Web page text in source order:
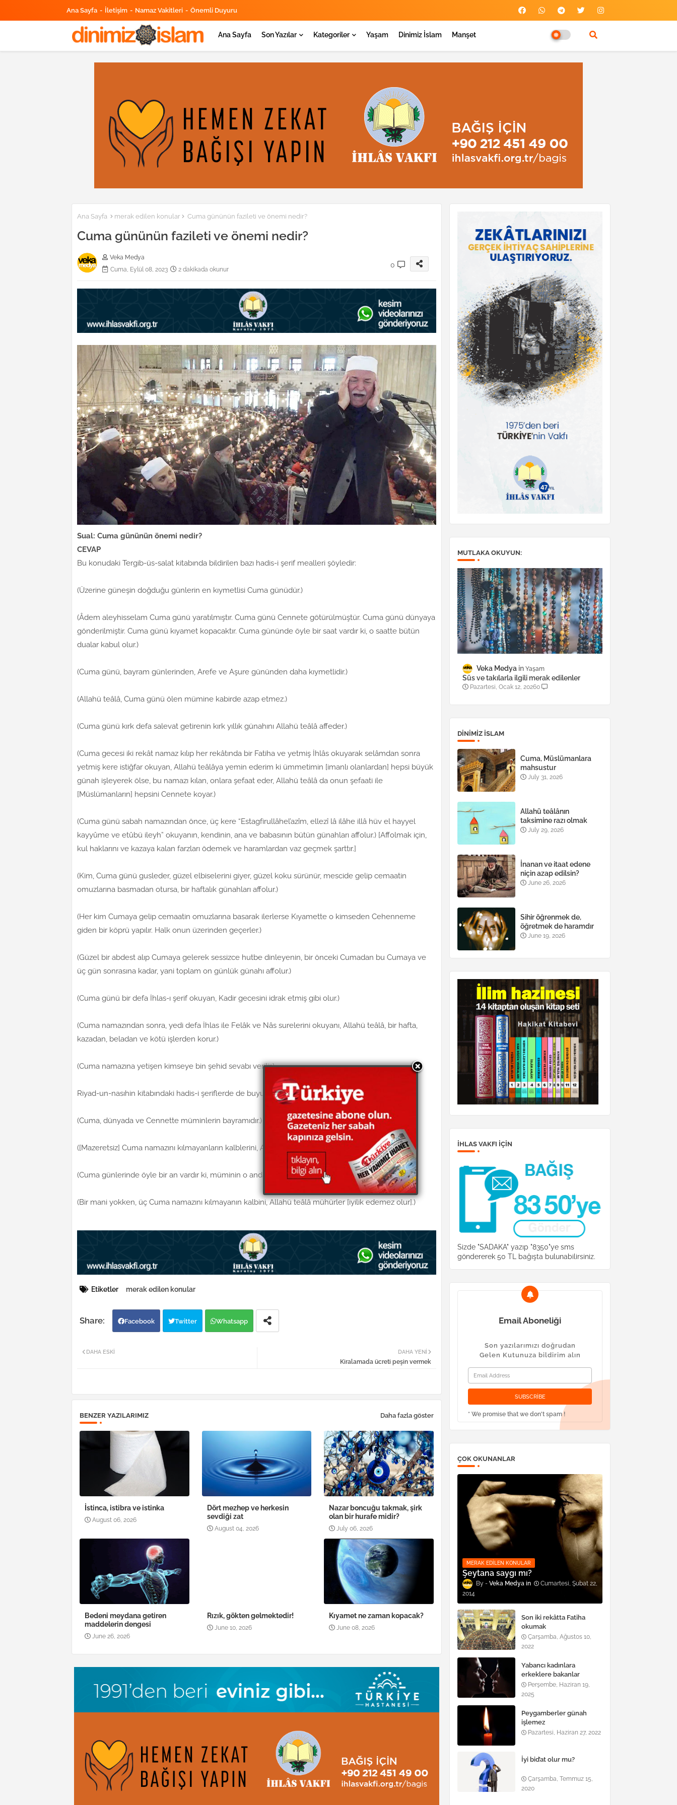
Ana Sayfa İletişim Namaz Vakitleri Önemli Duyuru
Ana Sayfa Son Yazılar Kategoriler Yaşam Dinimiz İslam Manşet
Ana Sayfa merak edilen konular Cuma gününün fazileti ve önemi nedir?
Cuma gününün fazileti ve önemi nedir?
Veka Medya
Cuma, Eylül 08, 2023
2 dakikada okunur
0
Sual: Cuma gününün önemi nedir?
CEVAP
Bu konudaki Tergib-üs-salat kitabında bildirilen bazı hadis-i şerif mealleri şöyledir:
(Üzerine güneşin doğduğu günlerin en kıymetlisi Cuma günüdür.)
(Âdem aleyhisselam Cuma günü yaratılmıştır. Cuma günü Cennete götürülmüştür. Cuma günü dünyaya
gönderilmiştir. Cuma günü kıyamet kopacaktır. Cuma gününde öyle bir saat vardır ki, o saatte bütün
dualar kabul olur.)
(Cuma günü, bayram günlerinden, Arefe ve Aşure gününden daha kıymetlidir.)
(Allahü teâlâ, Cuma günü ölen mümine kabirde azap etmez.)
(Cuma günü kırk defa salevat getirenin kırk yıllık günahını Allahü teâlâ affeder.)
(Cuma gecesi iki rekât namaz kılıp her rekâtında bir Fatiha ve yetmiş İhlâs okuyarak selâmdan sonra
yetmiş kere istiğfar okuyan, Allahü teâlâya yemin ederim ki ümmetimin [imanlı olanlardan] hepsi büyük
günah işleyerek ölse, bu namazı kılan, onlara şefaat eder, Allahü teâlâ da onun şefaati ile
[Müslümanların] hepsini Cennete koyar.)
(Cuma günü sabah namazından önce, üç kere “Estagfirullâhel’azîm, ellezî lâ ilâhe illâ hüv el hayyel
kayyûme ve etûbü ileyh” okuyanın, kendinin, ana ve babasının bütün günahları affolur.) [Affolmak için,
kul haklarını ve kazaya kalan farzları ödemek ve haramlardan vaz geçmek şarttır.]
(Kim, Cuma günü gusleder, güzel elbiselerini giyer, güzel koku sürünür, mescide gelip cemaatin
omuzlarına basmadan otursa, bir haftalık günahları affolur.)
(Her kim Cumaya gelip cemaatin omuzlarına basarak ilerlerse Kıyamette o kimseden Cehenneme
giden bir köprü yapılır. Halk onun üzerinden geçerler.)
(Güzel bir abdest alıp Cumaya gelerek sessizce hutbe dinleyenin, bir önceki Cumadan bu Cumaya ve
üç gün sonrasına kadar, yani toplam on günlük günahı affolur.)
(Cuma günü bir defa İhlas-ı şerif okuyan, Kadir gecesini idrak etmiş gibi olur.)
(Cuma namazından sonra, yedi defa İhlas ile Felâk ve Nâs surelerini okuyanı, Allahü teâlâ, bir hafta,
kazadan, beladan ve kötü işlerden korur.)
(Cuma namazına yetişen kimseye bin şehid sevabı verilir.)
Riyad-un-nasıhin kitabındaki hadis-i şeriflerde de buyuruluyor ki:
(Cuma, dünyada ve Cennette müminlerin bayramıdır.)
([Mazeretsiz] Cuma namazını kılmayanların kalblerini, Allahü teâlâ mühürler. Gafil olurlar.)
(Cuma günlerinde öyle bir an vardır ki, müminin o anda ettiği dua reddedilmez.)
(Bir mani yokken, üç Cuma namazını kılmayanın kalbini, Allahü teâlâ mühürler [iyilik edemez olur].)
Etiketler merak edilen konular
Facebook Twitter Whatsapp
DAHA YENI
Kiralamada ücreti peşin vermek
DAHA ESKI
BENZER YAZILARIMIZ Daha fazla göster
İstinca, istibra ve istinka
August 06, 2026
Dört mezhep ve herkesin
sevdiği zat
August 04, 2026
Nazar boncuğu takmak, şirk
olan bir hurafe midir?
July 06, 2026
Bedeni meydana getiren
maddelerin dengesi
June 26, 2026
Rızık, gökten gelmektedir!
June 10, 2026
Kıyamet ne zaman kopacak?
June 08, 2026
MUTLAKA OKUYUN:
Veka Medya Yaşam
Süs ve takılarla ilgili merak edilenler
Pazartesi, Ocak 12, 20260
DINIMIZ ISLAM
Cuma, Müslümanlara
mahsustur
July 31, 2026
Allahü teâlânın
taksimine razı olmak
July 29, 2026
İnanan ve itaat edene
niçin azap edilsin?
June 26, 2026
Sihir öğrenmek de,
öğretmek de haramdır
June 19, 2026
İHLAS VAKFI IÇIN
Sizde "SADAKA" yazıp "8350"ye sms
göndererek 50 TL bağışta bulunabilirsiniz.
Email Aboneliği
Son yazılarımızı doğrudan
Gelen Kutunuza bildirim alın
* We promise that we don't spam !
ÇOK OKUNANLAR
MERAK EDILEN KONULAR
Şeytana saygı mı?
Veka Medya
Cumartesi, Şubat 22,
2014
Son iki rekâtta Fatiha
okumak
Çarşamba, Ağustos 10,
2022
Yabancı kadınlara
erkeklere bakanlar
Perşembe, Haziran 19,
2025
Peygamberler günah
işlemez
Pazartesi, Haziran 27, 2022
İyi bid’at olur mu?
Çarşamba, Temmuz 15,
2020